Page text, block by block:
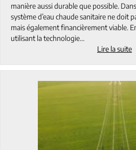
manière aussi durable que possible.
système d’eau chaude sanitaire ne doit
mais également financièrement viable.
utilisant la technologie…
Lire la suite